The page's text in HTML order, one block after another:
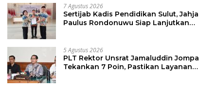
7 Agustus 2026
Sertijab Kadis Pendidikan Sulut, Jahja
Paulus Rondonuwu Siap Lanjutkan
5 Agustus 2026
PLT Rektor Unsrat Jamaluddin Jompa
Tekankan 7 Poin, Pastikan Layanan